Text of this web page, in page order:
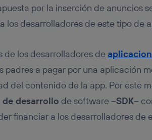
por la inserción de anuncios
los desarrolladores de este tipo de
de los desarrolladores de
a pagar por una aplicación
del contenido de la app. Por este
desarrollo de software –SDK–
financiar a los desarrolladores de
dispositivo y consienta el uso de la
su consentimiento.
datos móviles, el marketing será más
en la navegación del usuario del móvil.
los consentimientos Utiq
esta página web o visitando el portal de